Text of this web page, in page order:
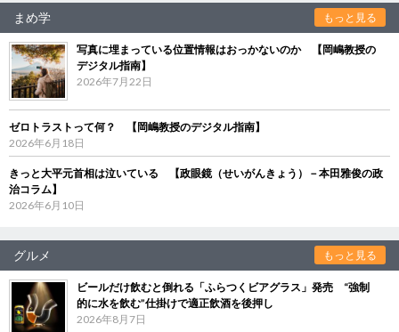
まめ学 もっと見る
写真に埋まっている位置情報はおっかないのか 【岡嶋教授の
デジタル指南】
2026年7月22日
ゼロトラストって何？ 【岡嶋教授のデジタル指南】
2026年6月18日
きっと大平元首相は泣いている 【政眼鏡（せいがんきょう）－本田雅俊の政
治コラム】
2026年6月10日
グルメ もっと見る
ビールだけ飲むと倒れる「ふらつくビアグラス」発売 “強制
的に水を飲む”仕掛けで適正飲酒を後押し
2026年8月7日